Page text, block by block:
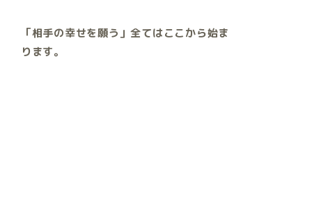
「相手の幸せを願う」全てはここから始ま
ります。